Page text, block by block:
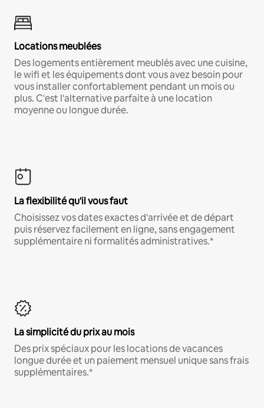
Locations meublées
Des logements entièrement meublés avec une cuisine,
le wifi et les équipements dont vous avez besoin pour
vous installer confortablement pendant un mois ou
plus. C'est l'alternative parfaite à une location
moyenne ou longue durée.
La flexibilité qu'il vous faut
Choisissez vos dates exactes d'arrivée et de départ
puis réservez facilement en ligne, sans engagement
supplémentaire ni formalités administratives.*
La simplicité du prix au mois
Des prix spéciaux pour les locations de vacances
longue durée et un paiement mensuel unique sans frais
supplémentaires.*